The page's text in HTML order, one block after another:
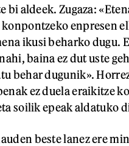
bi aldeek. Zugaza:
enpresen
ikusi beharko dugu.
baina ez dut uste
behar dugunik».
ez duela eraikitze
soilik epeak aldatuko
beste lanez ere